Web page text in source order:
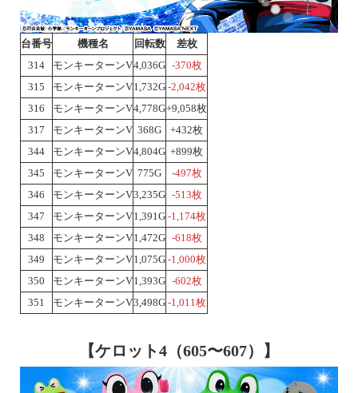
台番号 機種名 回転数
差枚
314
モンキーターンV4,036G -370枚
315
モンキーターンV1,732G -2,042枚
316
モンキーターンV4,778G+9,058枚
317
モンキーターンV 368G
+432枚
344
モンキーターンV4,804G +899枚
345
モンキーターンV 775G
-497枚
346
モンキーターンV3,235G -513枚
347
モンキーターンV1,391G -1,174枚
348
モンキーターンV1,472G -618枚
349
モンキーターンV1,075G -1,000枚
350
モンキーターンV1,393G -602枚
351
モンキーターンV3,498G -1,011枚
【ケロット4（605〜607）】